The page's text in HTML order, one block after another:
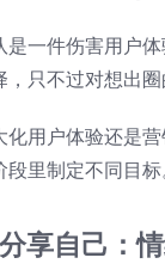
是一件伤害用户
只不过对想出圈
化用户体验还是
里制定不同目标
享自己：